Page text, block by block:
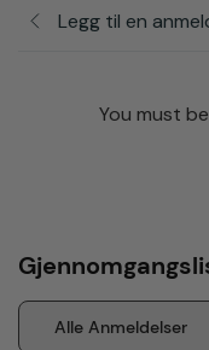
Legg til en
You must
Alle Anmeldelser